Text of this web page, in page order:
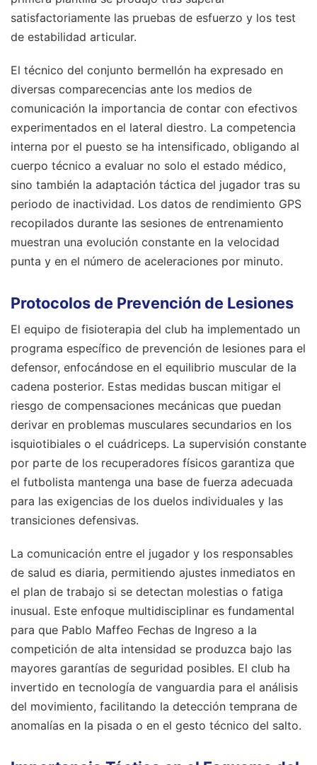
satisfactoriamente las pruebas de esfuerzo y los test
de estabilidad articular.
El técnico del conjunto bermellón ha expresado en
diversas comparecencias ante los medios de
comunicación la importancia de contar con efectivos
experimentados en el lateral diestro. La competencia
interna por el puesto se ha intensificado, obligando al
cuerpo técnico a evaluar no solo el estado médico,
sino también la adaptación táctica del jugador tras su
periodo de inactividad. Los datos de rendimiento GPS
recopilados durante las sesiones de entrenamiento
muestran una evolución constante en la velocidad
punta y en el número de aceleraciones por minuto.
Protocolos de Prevención de Lesiones
El equipo de fisioterapia del club ha implementado un
programa específico de prevención de lesiones para el
defensor, enfocándose en el equilibrio muscular de la
cadena posterior. Estas medidas buscan mitigar el
riesgo de compensaciones mecánicas que puedan
derivar en problemas musculares secundarios en los
isquiotibiales o el cuádriceps. La supervisión constante
por parte de los recuperadores físicos garantiza que
el futbolista mantenga una base de fuerza adecuada
para las exigencias de los duelos individuales y las
transiciones defensivas.
La comunicación entre el jugador y los responsables
de salud es diaria, permitiendo ajustes inmediatos en
el plan de trabajo si se detectan molestias o fatiga
inusual. Este enfoque multidisciplinar es fundamental
para que Pablo Maffeo Fechas de Ingreso a la
competición de alta intensidad se produzca bajo las
mayores garantías de seguridad posibles. El club ha
invertido en tecnología de vanguardia para el análisis
del movimiento, facilitando la detección temprana de
anomalías en la pisada o en el gesto técnico del salto.